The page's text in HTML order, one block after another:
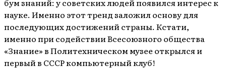
науке. Именно этот тренд заложил основу для
последующих достижений страны. Кстати,
именно при содействии Всесоюзного общества
«Знание» в Политехническом музее открылся и
первый в СССР компьютерный клуб!